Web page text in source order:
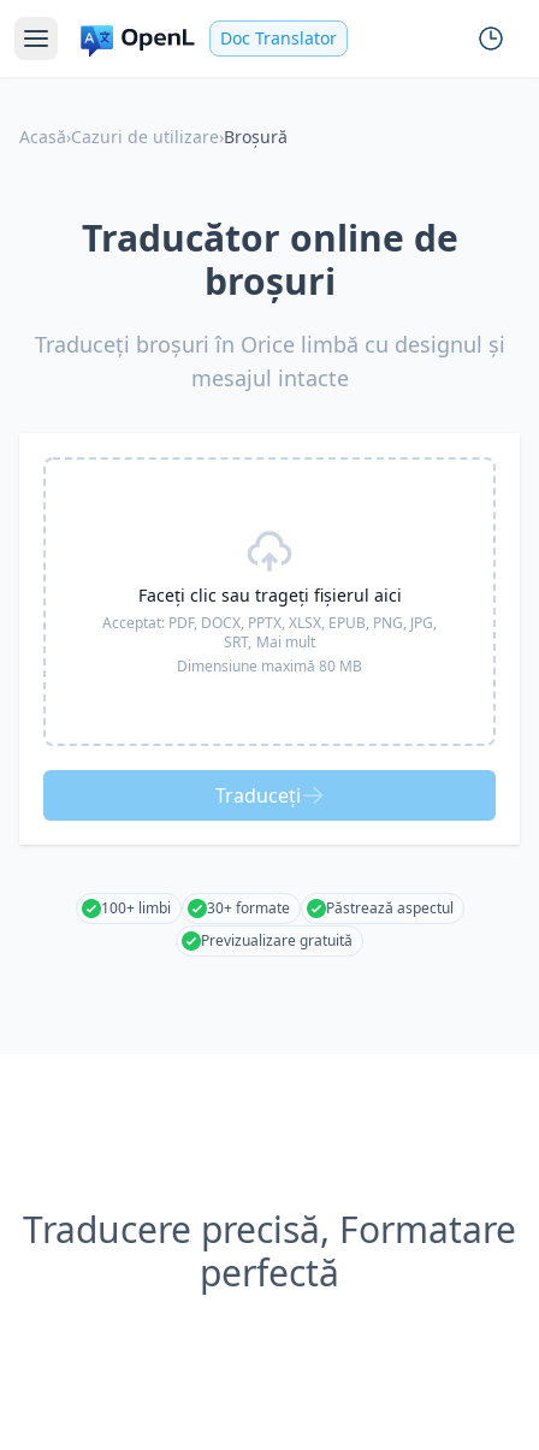
Doc Translator
Acasă›Cazuri de utilizare›Broșură
Traducător online de
broșuri
Traduceți broșuri în Orice limbă cu designul și
mesajul intacte
Faceți clic sau trageți fișierul aici
Acceptat: PDF, DOCX, PPTX, XLSX, EPUB, PNG, JPG,
SRT, Mai mult
Dimensiune maximă 80 MB
Traduceți
100+ limbi 30+ formate
Păstrează aspectul
Previzualizare gratuită
Traducere precisă, Formatare
perfectă